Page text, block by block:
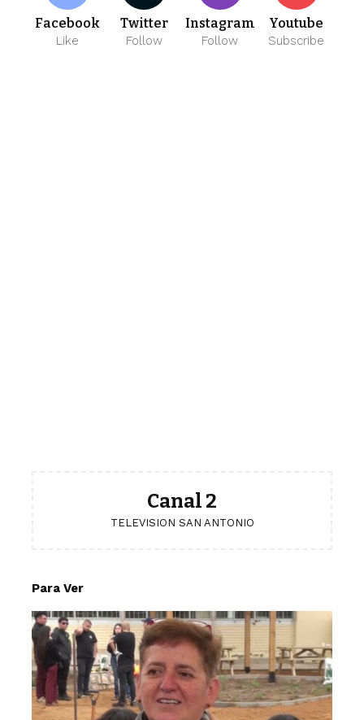
Facebook
Like
Twitter
Follow
Instagram
Follow
Youtube
Subscribe
Canal 2
TELEVISION SAN ANTONIO
Para Ver